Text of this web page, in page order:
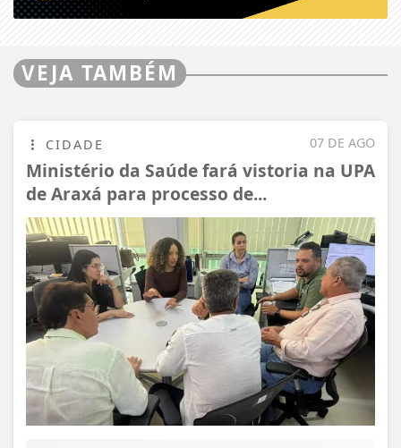
VEJA TAMBÉM
07 DE AGO
CIDADE
Ministério da Saúde fará vistoria na UPA
de Araxá para processo de...